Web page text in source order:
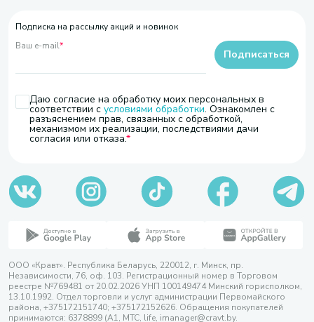
Подписка на рассылку акций и новинок
Ваш e-mail*
Даю согласие на обработку моих персональных в
соответствии с условиями обработки. Ознакомлен с
разъяснением прав, связанных с обработкой,
механизмом их реализации, последствиями дачи
согласия или отказа.
Подписаться
ООО «Кравт». Республика Беларусь, 220012, г. Минск, пр.
Независимости, 76, оф. 103. Регистрационный номер в Торговом
реестре №769481 от 20.02.2026 УНП 100149474 Минский горисполком,
13.10.1992. Отдел торговли и услуг администрации Первомайского
района, +375172151740; +375172152626. Обращения покупателей
принимаются: 6378899 (А1, МТС, life, imanager@cravt.by.